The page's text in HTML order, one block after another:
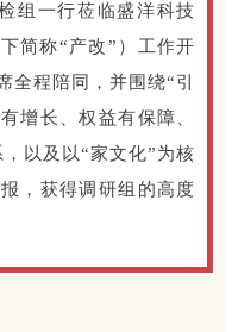
组一行莅临盛洋科技
简称“产改”）工作开
全程陪同，并围绕“引
增长、权益有保障、
以及以“家文化”为核
，获得调研组的高度